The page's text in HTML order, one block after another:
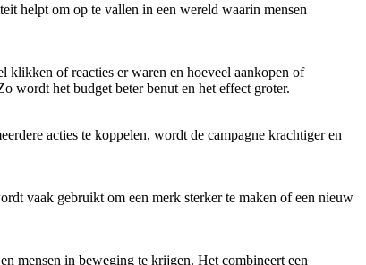
helpt om op te vallen in een wereld waarin mensen
klikken of reacties er waren en hoeveel aankopen of
wordt het budget beter benut en het effect groter.
acties te koppelen, wordt de campagne krachtiger en
vaak gebruikt om een merk sterker te maken of een nieuw
mensen in beweging te krijgen. Het combineert een